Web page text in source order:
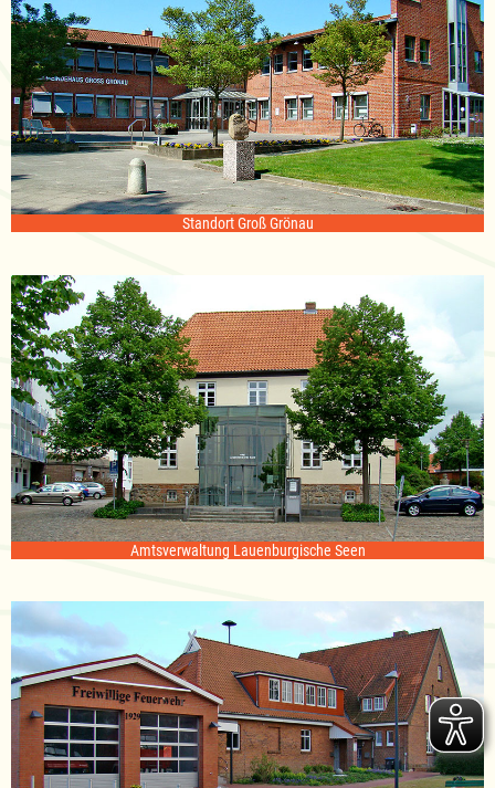
Standort Groß Grönau
Amtsverwaltung Lauenburgische Seen